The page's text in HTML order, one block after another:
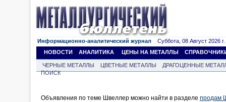
Информационно-аналитический журнал Суббота, 08 Август 2026 г.
НОВОСТИ
АНАЛИТИКА ЦЕНЫ НА МЕТАЛЛЫ
ЧЕРНЫЕ МЕТАЛЛЫ ЦВЕТНЫЕ МЕТАЛЛЫ
ДРАГОЦЕННЫЕ
ПОИСК
Объявления по теме Швеллер можно найти в разделе продам